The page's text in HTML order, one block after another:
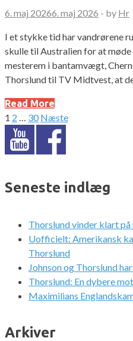
6. maj 20266. maj 2026 - by Hr
I et stykke tid har vandrørene
skulle til Australien for at
mesterem i bantamvægt,
Thorslund til TV Midtvest, at
Read More
1 2 … 30 Næste
Seneste indlæg
Thorslund vinder klart på
Uofficielt: Amerikansk
Thorslund
Johnson og Thorslund
Thorslund: En dybere
Maximilians
Arkiver